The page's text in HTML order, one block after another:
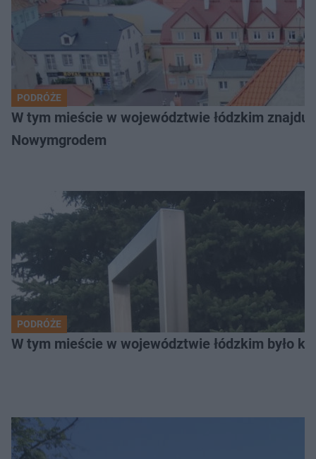
PODRÓŻE
W tym mieście w województwie łódzkim
Nowymgrodem
PODRÓŻE
W tym mieście w województwie łódzkim było